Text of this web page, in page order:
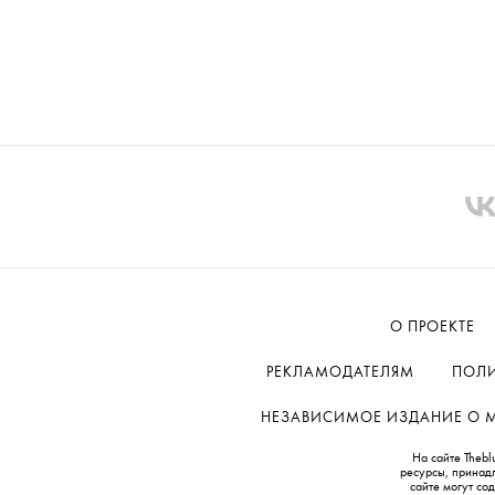
О ПРОЕКТЕ
РЕКЛАМОДАТЕЛЯМ
НЕЗАВИСИМОЕ ИЗДАНИЕ О
На сайте
ресурсы,
сайте могут